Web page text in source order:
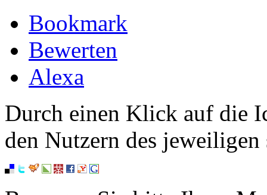
Bookmark
Bewerten
Alexa
Durch einen Klick auf die
den Nutzern des